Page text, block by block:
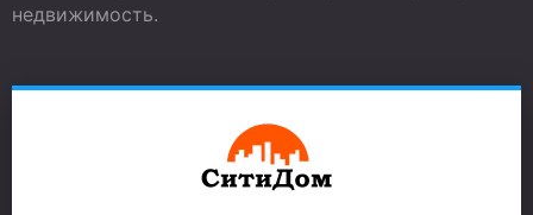
недвижимость.